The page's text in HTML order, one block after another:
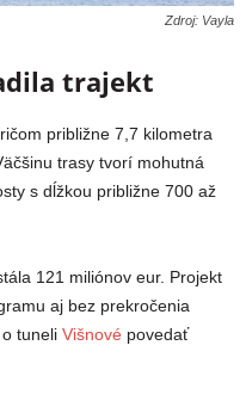
Zdroj: Vayla
trajekt
približne 7,7 kilometra
trasy tvorí mohutná
s dĺžkou približne 700 až
121 miliónov eur. Projekt
aj bez prekročenia
tuneli Višnové povedať